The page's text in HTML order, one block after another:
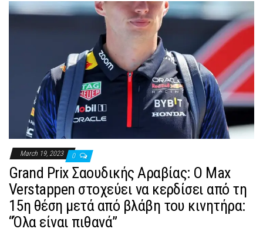
March 19, 2023 0
Grand Prix Σαουδικής Αραβίας: Ο Max
Verstappen στοχεύει να κερδίσει από τη
15η θέση μετά από βλάβη του κινητήρα:
“Όλα είναι πιθανά”